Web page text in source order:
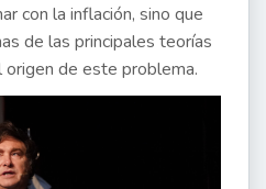
con la inflación, sino que
de las principales teorías
de este problema.